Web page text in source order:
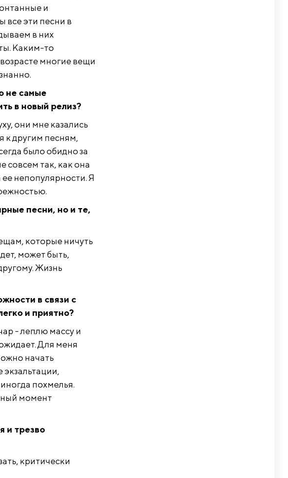
и
все эти песни в
в них
Каким-то
многие вещи
не самые
в новый релиз?
они мне казались
к другим песням,
было обидно за
совсем так, как она
непопулярности. Я
песни, но и те,
которые ничуть
может быть,
Жизнь
в связи с
и приятно?
- леплю массу и
Для меня
начать
экзальтации,
похмелья.
момент
и трезво
критически